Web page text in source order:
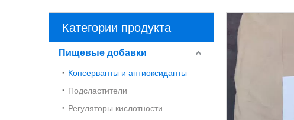
Категории продукта
Пищевые добавки
Консерванты и антиоксиданты
Подсластители
Регуляторы кислотности